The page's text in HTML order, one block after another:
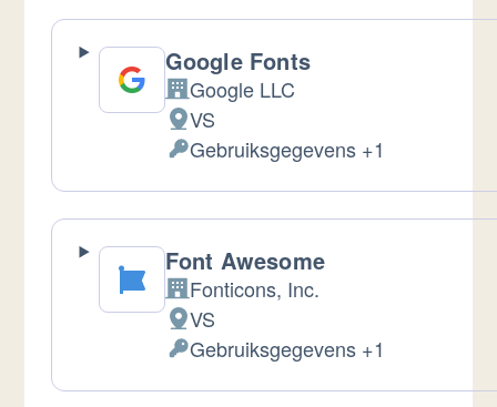
Google Fonts
Bedrijf:
Google LLC
Verwerkingslocatie:
VS
Verwerkte
Persoonsgegevens:
Gebruiksgegevens +1
Font Awesome
Bedrijf:
Fonticons, Inc.
Verwerkingslocatie:
VS
Verwerkte
Persoonsgegevens:
Gebruiksgegevens +1